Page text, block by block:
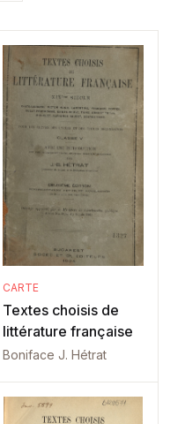
CARTE
Textes choisis de
littérature française
Boniface J. Hétrat